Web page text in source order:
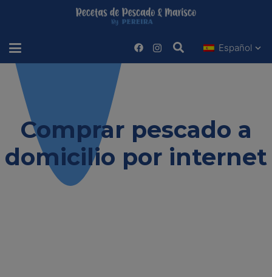
Español
Comprar pescado a
domicilio por internet